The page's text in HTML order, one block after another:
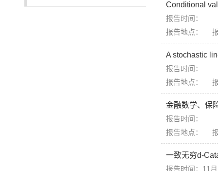
Conditional
报告时间：
报告地点： 报
A stochastic
报告时间：
报告地点：
金融数学、保
报告时间：
报告地点：
一致无穷d-
报告时间：11